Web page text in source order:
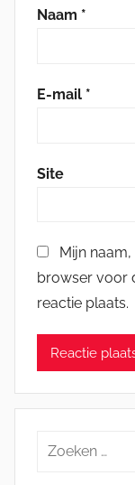
Naam *
E-mail *
Site
Mijn
browser voor
reactie plaats.
Zoeken